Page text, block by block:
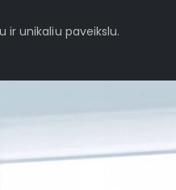
ir unikaliu paveikslu.